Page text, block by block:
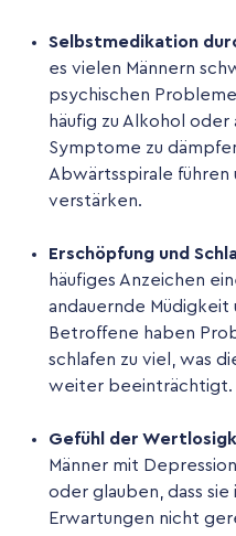
Selbstmedikation
es vielen Männern
psychischen
häufig zu Alkohol oder
Symptome zu
Abwärtsspirale führen
verstärken.
Erschöpfung und
häufiges Anzeichen
andauernde Müdigkeit
Betroffene haben
schlafen zu viel, was
weiter beeinträchtigt.
Gefühl der
Männer mit
oder glauben, dass sie
Erwartungen nicht